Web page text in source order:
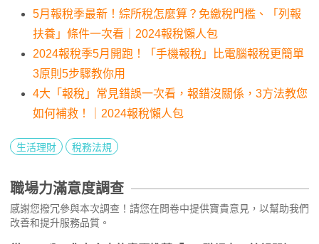
5月報稅季最新！綜所稅怎麼算？免繳稅門檻、「列報
扶養」條件一次看｜2024報稅懶人包
2024報稅季5月開跑！「手機報稅」比電腦報稅更簡單
3原則5步驟教你用
4大「報稅」常見錯誤一次看，報錯沒關係，3方法教您
如何補救！｜2024報稅懶人包
生活理財 稅務法規
職場力滿意度調查
感謝您撥冗參與本次調查！請您在問卷中提供寶貴意見，以幫助我們
改善和提升服務品質。